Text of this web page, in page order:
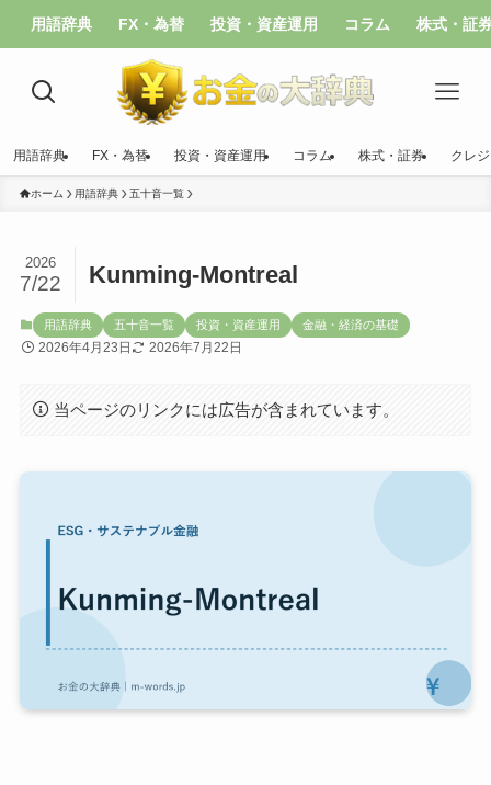
用語辞典 FX・為替 投資・資産運用 コラム 株式・証
用語辞典 FX・為替 投資・資産運用 コラム 株式・証券 クレ
ホーム 用語辞典 五十音一覧
Kunming-Montreal
2026
7/22
用語辞典 五十音一覧 投資・資産運用 金融・経済の基礎
2026年4月23日 2026年7月22日
当ページのリンクには広告が含まれています。